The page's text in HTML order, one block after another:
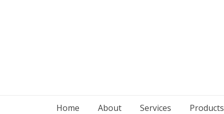
Home About Services Products